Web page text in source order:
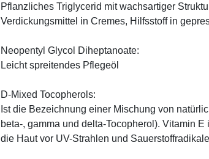
Pflanzliches Triglycerid mit wachsartiger
Verdickungsmittel in Cremes, Hilfsstoff in
Neopentyl Glycol Diheptanoate:
Leicht spreitendes Pflegeöl
D-Mixed Tocopherols:
Ist die Bezeichnung einer Mischung von
beta-, gamma und delta-Tocopherol). Vitamin
die Haut vor UV-Strahlen und